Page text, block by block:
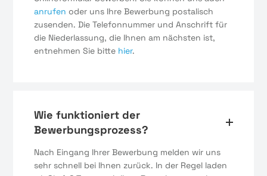
anrufen oder uns Ihre Bewerbung postalisch
zusenden. Die Telefonnummer und Anschrift für
die Niederlassung, die Ihnen am nächsten ist,
entnehmen Sie bitte hier.
Wie funktioniert der
Bewerbungsprozess?
Nach Eingang Ihrer Bewerbung melden wir uns
sehr schnell bei Ihnen zurück. In der Regel laden